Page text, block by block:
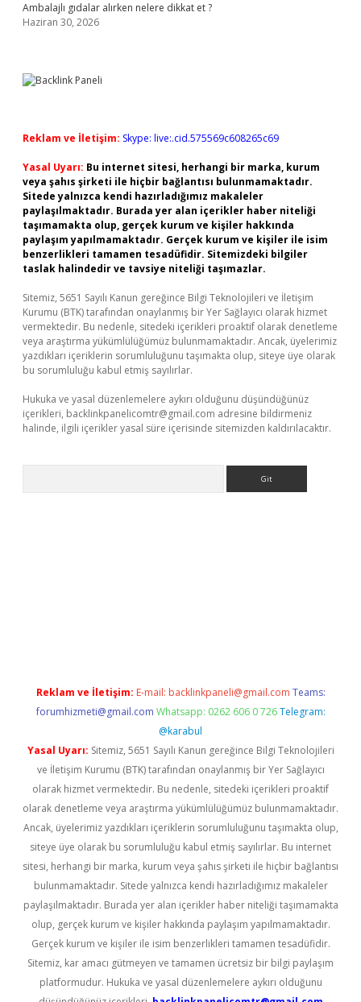
Ambalajlı gıdalar alırken nelere dikkat et ?
Haziran 30, 2026
Reklam ve İletişim: Skype: live:.cid.575569c608265c69
Yasal Uyarı: Bu internet sitesi, herhangi bir marka, kurum
veya şahıs şirketi ile hiçbir bağlantısı bulunmamaktadır.
Sitede yalnızca kendi hazırladığımız makaleler
paylaşılmaktadır. Burada yer alan içerikler haber niteliği
taşımamakta olup, gerçek kurum ve kişiler hakkında
paylaşım yapılmamaktadır. Gerçek kurum ve kişiler ile isim
benzerlikleri tamamen tesadüfidir. Sitemizdeki bilgiler
taslak halindedir ve tavsiye niteliği taşımazlar.
Sitemiz, 5651 Sayılı Kanun gereğince Bilgi Teknolojileri ve İletişim
Kurumu (BTK) tarafından onaylanmış bir Yer Sağlayıcı olarak hizmet
vermektedir. Bu nedenle, sitedeki içerikleri proaktif olarak denetleme
veya araştırma yükümlülüğümüz bulunmamaktadır. Ancak, üyelerimiz
yazdıkları içeriklerin sorumluluğunu taşımakta olup, siteye üye olarak
bu sorumluluğu kabul etmiş sayılırlar.
Hukuka ve yasal düzenlemelere aykırı olduğunu düşündüğünüz
içerikleri, backlinkpanelicomtr@gmail.com adresine bildirmeniz
halinde, ilgili içerikler yasal süre içerisinde sitemizden kaldırılacaktır.
Reklam ve İletişim: E-mail: backlinkpaneli@gmail.com Teams:
forumhizmeti@gmail.com Whatsapp: 0262 606 0 726 Telegram:
@karabul
Yasal Uyarı: Sitemiz, 5651 Sayılı Kanun gereğince Bilgi Teknolojileri
ve İletişim Kurumu (BTK) tarafından onaylanmış bir Yer Sağlayıcı
olarak hizmet vermektedir. Bu nedenle, sitedeki içerikleri proaktif
olarak denetleme veya araştırma yükümlülüğümüz bulunmamaktadır.
Ancak, üyelerimiz yazdıkları içeriklerin sorumluluğunu taşımakta olup,
siteye üye olarak bu sorumluluğu kabul etmiş sayılırlar. Bu internet
sitesi, herhangi bir marka, kurum veya şahıs şirketi ile hiçbir bağlantısı
bulunmamaktadır. Sitede yalnızca kendi hazırladığımız makaleler
paylaşılmaktadır. Burada yer alan içerikler haber niteliği taşımamakta
olup, gerçek kurum ve kişiler hakkında paylaşım yapılmamaktadır.
Gerçek kurum ve kişiler ile isim benzerlikleri tamamen tesadüfidir.
Sitemiz, kar amacı gütmeyen ve tamamen ücretsiz bir bilgi paylaşım
platformudur. Hukuka ve yasal düzenlemelere aykırı olduğunu